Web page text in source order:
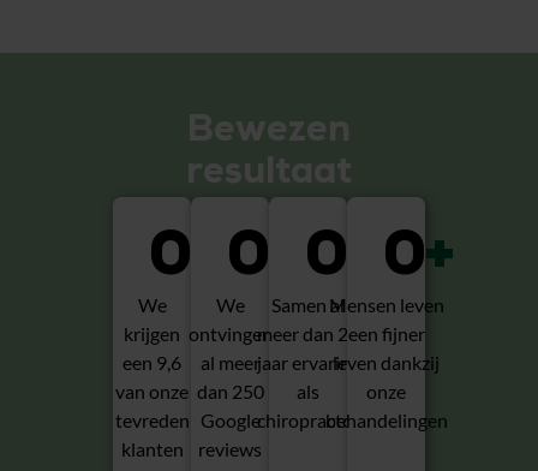
Bewezen
resultaat
We
krijgen
een 9,6
van onze
tevreden
klanten
0
We
ontvingen
al meer
dan 250
Google
reviews
0
Samen al
meer dan 20
jaar ervaring
als
chiropractor
0
Mensen leven
een fijner
leven dankzij
onze
behandelingen
0+